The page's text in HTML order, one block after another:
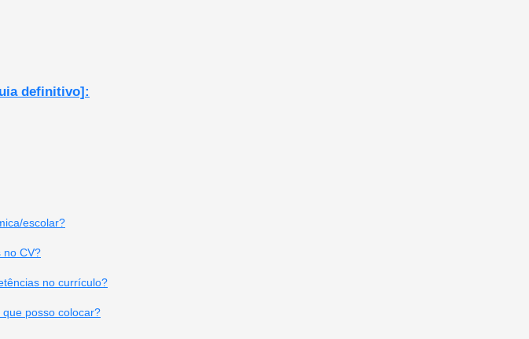
definitivo]:
escolar?
no CV?
no currículo?
posso colocar?